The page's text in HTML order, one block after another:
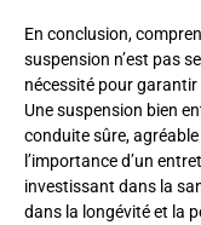
En conclusion,
suspension n’est pas
nécessité pour
Une suspension bien
conduite sûre,
l’importance d’un
investissant dans la
dans la longévité et la